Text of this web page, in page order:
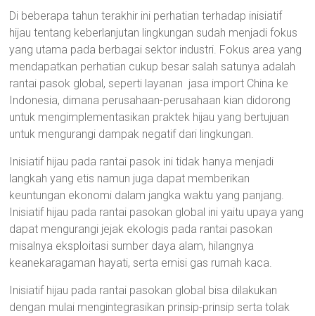
Di beberapa tahun terakhir ini perhatian terhadap inisiatif
hijau tentang keberlanjutan lingkungan sudah menjadi fokus
yang utama pada berbagai sektor industri. Fokus area yang
mendapatkan perhatian cukup besar salah satunya adalah
rantai pasok global, seperti layanan jasa import China ke
Indonesia, dimana perusahaan-perusahaan kian didorong
untuk mengimplementasikan praktek hijau yang bertujuan
untuk mengurangi dampak negatif dari lingkungan.
Inisiatif hijau pada rantai pasok ini tidak hanya menjadi
langkah yang etis namun juga dapat memberikan
keuntungan ekonomi dalam jangka waktu yang panjang.
Inisiatif hijau pada rantai pasokan global ini yaitu upaya yang
dapat mengurangi jejak ekologis pada rantai pasokan
misalnya eksploitasi sumber daya alam, hilangnya
keanekaragaman hayati, serta emisi gas rumah kaca.
Inisiatif hijau pada rantai pasokan global bisa dilakukan
dengan mulai mengintegrasikan prinsip-prinsip serta tolak